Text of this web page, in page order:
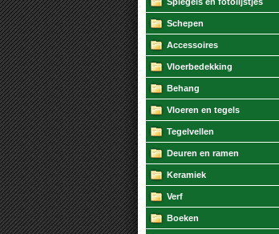
Schepen
Accessoires
Vloerbedekking
Behang
Vloeren en tegels
Tegelvellen
Deuren en ramen
Keramiek
Verf
Boeken